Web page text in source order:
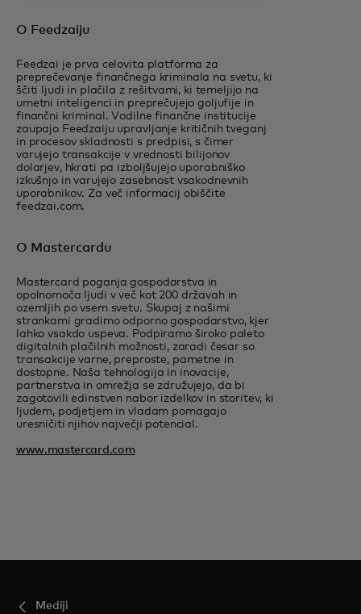
O Feedzaiju
Feedzai je prva celovita platforma za
preprečevanje finančnega kriminala na svetu, ki
ščiti ljudi in plačila z rešitvami, ki temeljijo na
umetni inteligenci in preprečujejo goljufije in
finančni kriminal. Vodilne finančne institucije
zaupajo Feedzaiju upravljanje kritičnih tveganj
in procesov skladnosti s predpisi, s čimer
varujejo transakcije v vrednosti bilijonov
dolarjev, hkrati pa izboljšujejo uporabniško
izkušnjo in varujejo zasebnost vsakodnevnih
uporabnikov. Za več informacij obiščite
feedzai.com.
O Mastercardu
Mastercard poganja gospodarstva in
opolnomoča ljudi v več kot 200 državah in
ozemljih po vsem svetu. Skupaj z našimi
strankami gradimo odporno gospodarstvo, kjer
lahko vsakdo uspeva. Podpiramo široko paleto
digitalnih plačilnih možnosti, zaradi česar so
transakcije varne, preproste, pametne in
dostopne. Naša tehnologija in inovacije,
partnerstva in omrežja se združujejo, da bi
zagotovili edinstven nabor izdelkov in storitev, ki
ljudem, podjetjem in vladam pomagajo
uresničiti njihov največji potencial.
www.mastercard.com
Mediji